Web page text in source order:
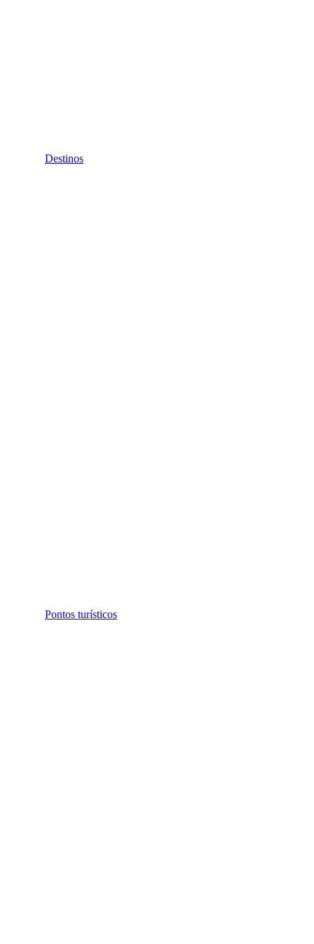
Destinos
Pontos turísticos